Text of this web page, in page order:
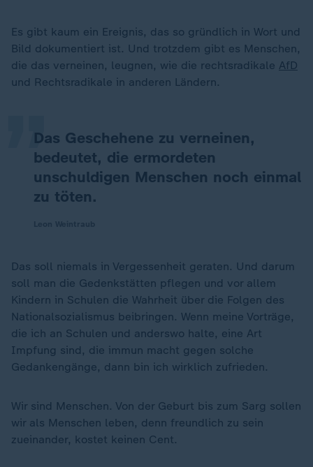
Es gibt kaum ein Ereignis, das so gründlich in Wort und
Bild dokumentiert ist. Und trotzdem gibt es Menschen,
die das verneinen, leugnen, wie die rechtsradikale AfD
und Rechtsradikale in anderen Ländern.
Das Geschehene zu verneinen,
bedeutet, die ermordeten
unschuldigen Menschen noch einmal
zu töten.
„
Das soll niemals in Vergessenheit geraten. Und darum
soll man die Gedenkstätten pflegen und vor allem
Kindern in Schulen die Wahrheit über die Folgen des
Nationalsozialismus beibringen. Wenn meine Vorträge,
die ich an Schulen und anderswo halte, eine Art
Impfung sind, die immun macht gegen solche
Gedankengänge, dann bin ich wirklich zufrieden.
Wir sind Menschen. Von der Geburt bis zum Sarg sollen
wir als Menschen leben, denn freundlich zu sein
zueinander, kostet keinen Cent.